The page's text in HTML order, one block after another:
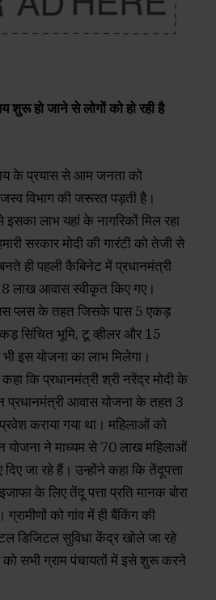
शुरू हो जाने से लोगों को हो रही है
के प्रयास से आम जनता को
विभाग की जरूरत पड़ती है।
लाभ यहां के नागरिकों मिल रहा
सरकार मोदी की गारंटी को तेजी से
ही पहली कैबिनेट में प्रधानमंत्री
लाख आवास स्वीकृत किए गए।
प्लस के तहत जिसके पास 5 एकड़
सिंचित भूमि, टू व्हीलर और 15
इस योजना का लाभ मिलेगा।
कि प्रधानमंत्री श्री नरेंद्र मोदी के
प्रधानमंत्री आवास योजना के तहत 3
कराया गया था। महिलाओं को
योजना ने माध्यम से 70 लाख महिलाओं
जा रहे हैं। उन्होंने कहा कि तेंदूपत्ता
के लिए तेंदू पत्ता प्रति मानक बोरा
को गांव में ही बैंकिंग की
डिजिटल सुविधा केंद्र खोले जा रहे
सभी ग्राम पंचायतों में इसे शुरू करने